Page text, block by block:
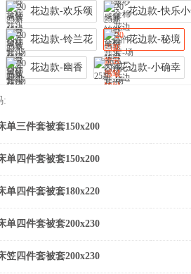
花边款-欢乐颂 花边款-快乐
花边款-铃兰花 花边款-秘境
花边款-幽香 花边款-小确幸
:
单三件套被套150x200
单四件套被套150x200
单四件套被套180x220
单四件套被套200x230
笠四件套被套200x230